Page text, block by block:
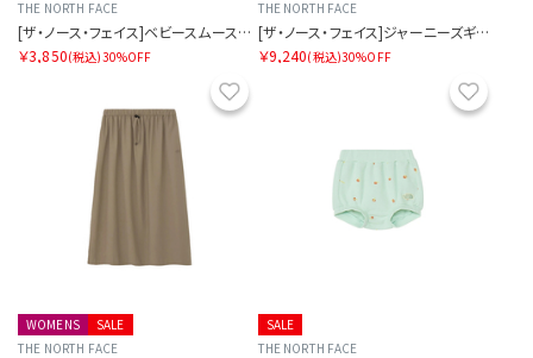
THE NORTH FACE
[ザ・ノース・フェイス]ベビースムースグローショート
￥3,850(税込)30%OFF
THE NORTH FACE
[ザ・ノース・フェイス]ジャーニーズギャザースカート
￥9,240(税込)30%OFF
お気に入り
SALE
WOMENS
THE NORTH FACE
SALE
THE NORTH FACE